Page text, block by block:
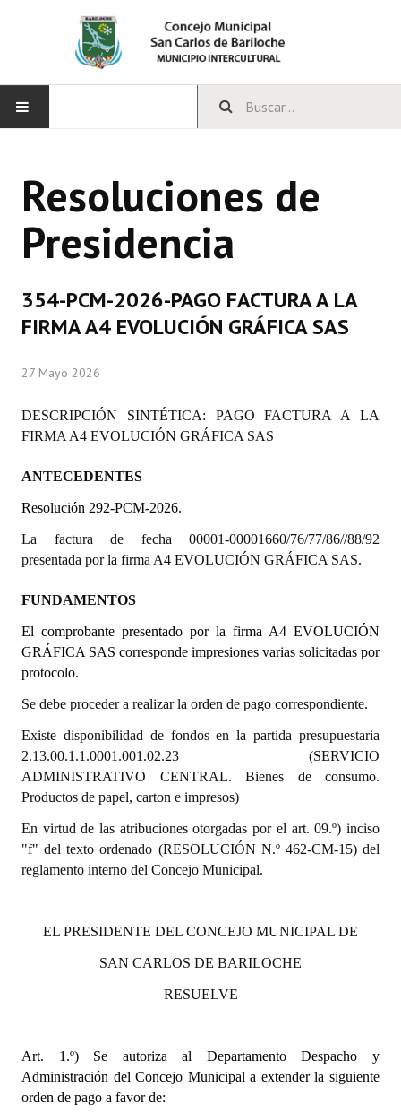
CONCEJO
Bloques Políticos
Comisiones Permanentes
Concejales Mandato Cumplido
Programas
Constitución Nacional
Constitución Provincial
Digesto
Informes de Gestión
Proyectos Presentados
Dictámenes Asesoría Letrada
Actas de Sesión
Actas de Audiencias Públicas
Comunicaciones
Declaraciones
Resoluciones de
Presidencia
354-PCM-2026-PAGO FACTURA A LA
FIRMA A4 EVOLUCIÓN GRÁFICA SAS
27 Mayo 2026
DESCRIPCIÓN SINTÉTICA: PAGO FACTURA A LA
FIRMA A4 EVOLUCIÓN GRÁFICA SAS
ANTECEDENTES
Resolución 292-PCM-2026.
La factura de fecha 00001-00001660/76/77/86//88/92
presentada por la firma A4 EVOLUCIÓN GRÁFICA SAS.
FUNDAMENTOS
El comprobante presentado por la firma A4 EVOLUCIÓN
GRÁFICA SAS corresponde impresiones varias solicitadas por
protocolo.
Se debe proceder a realizar la orden de pago correspondiente.
Existe disponibilidad de fondos en la partida presupuestaria
2.13.00.1.1.0001.001.02.23 (SERVICIO
ADMINISTRATIVO CENTRAL. Bienes de consumo.
Productos de papel, carton e impresos)
En virtud de las atribuciones otorgadas por el art. 09.º) inciso
"f" del texto ordenado (RESOLUCIÓN N.º 462-CM-15) del
reglamento interno del Concejo Municipal.
EL PRESIDENTE DEL CONCEJO MUNICIPAL DE
SAN CARLOS DE BARILOCHE
RESUELVE
Art. 1.º) Se autoriza al Departamento Despacho y
Administración del Concejo Municipal a extender la siguiente
orden de pago a favor de: